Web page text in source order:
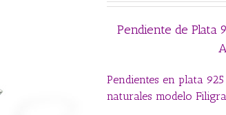
Pendiente de Plata
Pendientes en plata
naturales modelo